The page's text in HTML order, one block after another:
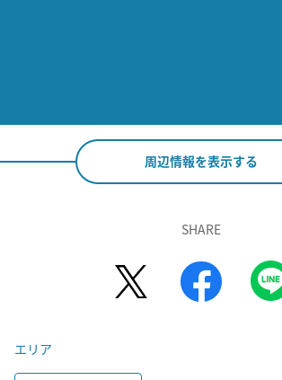
周辺情報を表示する
SHARE
エリア